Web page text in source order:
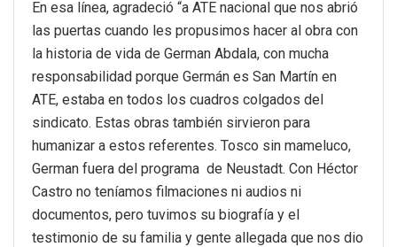
En esa línea, agradeció “a ATE nacional que nos abrió
las puertas cuando les propusimos hacer al obra con
la historia de vida de German Abdala, con mucha
responsabilidad porque Germán es San Martín en
ATE, estaba en todos los cuadros colgados del
sindicato. Estas obras también sirvieron para
humanizar a estos referentes. Tosco sin mameluco,
German fuera del programa de Neustadt. Con Héctor
Castro no teníamos filmaciones ni audios ni
documentos, pero tuvimos su biografía y el
testimonio de su familia y gente allegada que nos dio